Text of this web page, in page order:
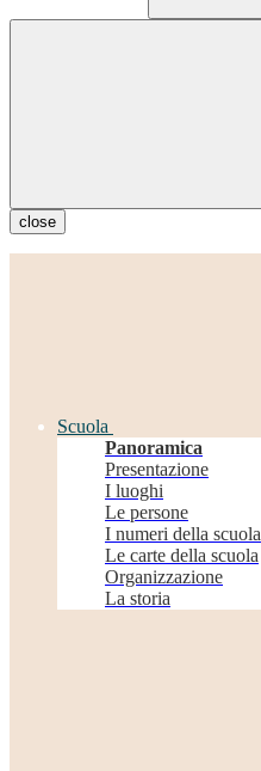
close
Scuola
Panoramica
Presentazione
I luoghi
Le persone
I numeri della scuola
Le carte della scuola
Organizzazione
La storia